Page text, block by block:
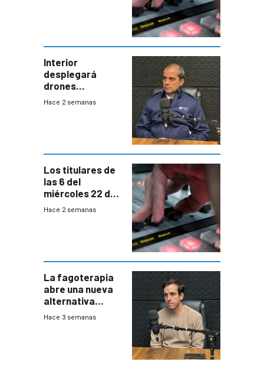
Interior
desplegará
drones
autónomos para
Hace 2 semanas
Los titulares de
las 6 del
miércoles 22 de
julio de 2026
Hace 2 semanas
La fagoterapia
abre una nueva
alternativa
contra bacterias
Hace 3 semanas